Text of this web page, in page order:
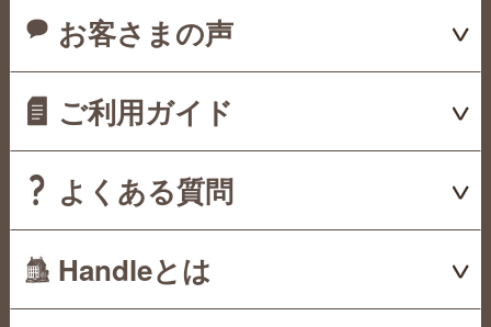
お客さまの声
ご利用ガイド
よくある質問
Handleとは